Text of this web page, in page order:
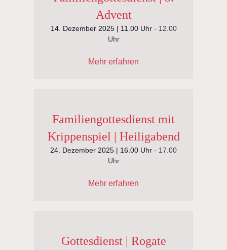
Advent
14. Dezember 2025 | 11.00 Uhr- 12.00
Uhr
Mehr erfahren
Familiengottesdienst mit
Krippenspiel | Heiligabend
24. Dezember 2025 | 16.00 Uhr - 17.00
Uhr
Mehr erfahren
Gottesdienst | Rogate